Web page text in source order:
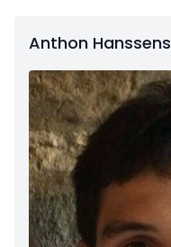
Anthon Hanssens